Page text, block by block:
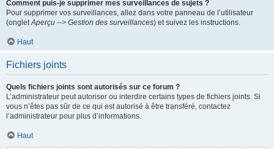
Comment puis-je supprimer mes surveillances de sujets ?
Pour supprimer vos surveillances, allez dans votre panneau de l’utilisateur
(ongletAperçu --> Gestion des surveillances) et suivez les instructions.
Haut
Fichiers joints
Quels fichiers joints sont autorisés sur ce forum ?
L’administrateur peut autoriser ou interdire certains types de fichiers joints. Si
vous n’êtes pas sûr de ce qui est autorisé à être transféré, contactez
l’administrateur pour plus d’informations.
Haut